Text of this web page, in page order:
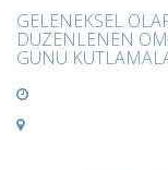
GELENEKSEL
DÜZENLENEN
GÜNÜ